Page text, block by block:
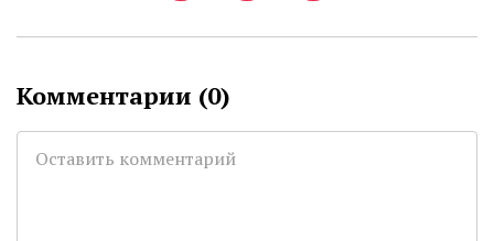
Комментарии (0)